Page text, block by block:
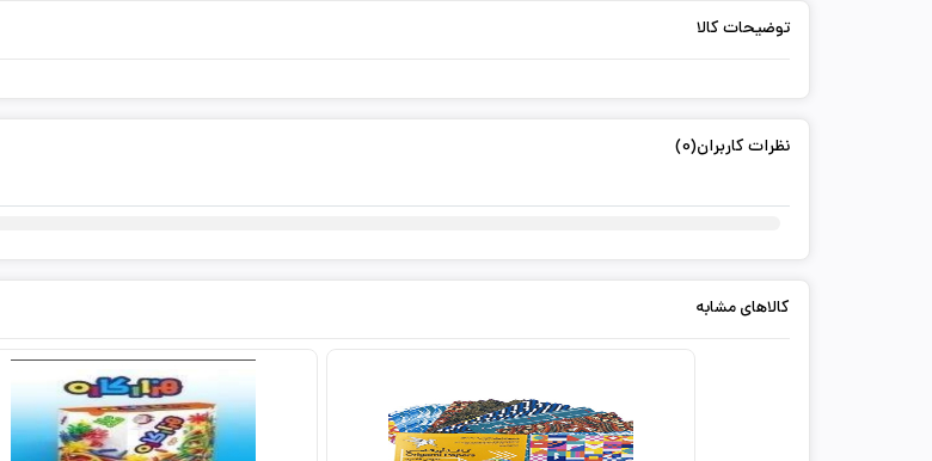
توضیحات کالا
نظرات کاربران(0)
کالاهای مشابه